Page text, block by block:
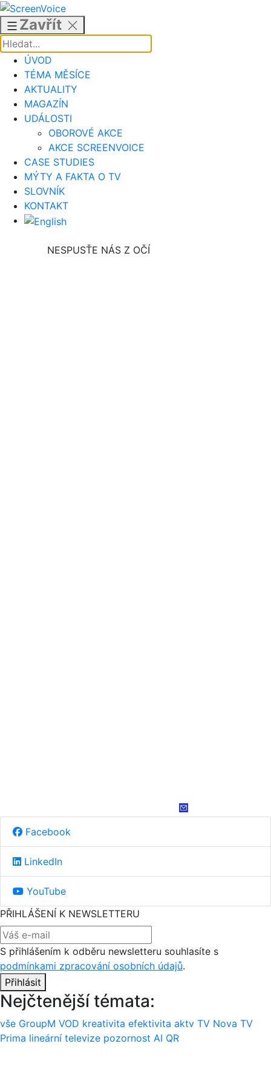
Přejít
obsahu
Zavřít
ÚVOD
TÉMA MĚSÍCE
AKTUALITY
MAGAZÍN
UDÁLOSTI
OBOROVÉ AKCE
AKCE SCREENVOICE
CASE STUDIES
MÝTY A FAKTA O TV
SLOVNÍK
KONTAKT
NESPUSŤE NÁS Z OČÍ
Facebook
LinkedIn
YouTube
PŘIHLÁŠENÍ K NEWSLETTERU
S přihlášením k odběru newsletteru souhlasíte s
podmínkami zpracování osobních údajů.
Přihlásit
Nejčtenější témata:
vše GroupM VOD kreativita efektivita aktv TV Nova TV
Prima lineární televize pozornost AI QR